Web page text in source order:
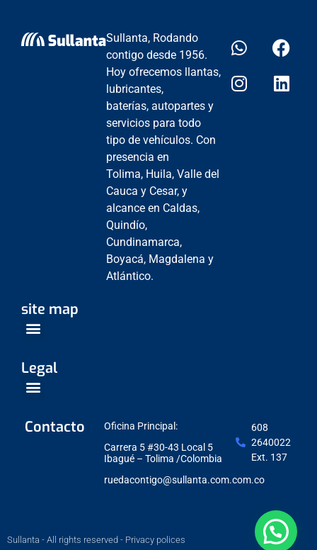
Sullanta, Rodando
contigo desde 1956.
Hoy ofrecemos llantas,
lubricantes,
baterías, autopartes y
servicios para todo
tipo de vehículos. Con
presencia en
Tolima, Huila, Valle del
Cauca y Cesar, y
alcance en Caldas,
Quindío,
Cundinamarca,
Boyacá, Magdalena y
Atlántico.
site map
Legal
Contacto
Oficina Principal:
Carrera 5 #30-43 Local 5
Ibagué – Tolima /Colombia
ruedacontigo@sullanta.com.com.co
608
2640022
Ext. 137
Sullanta - All rights reserved - Privacy polices